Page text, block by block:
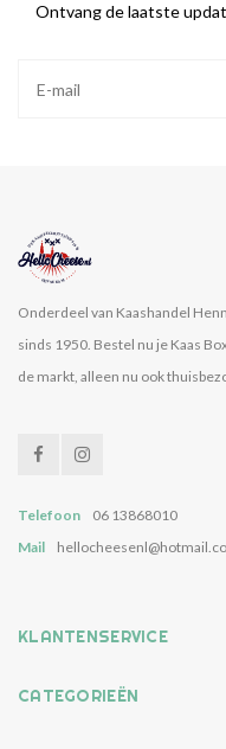
Ontvang de laatste
Onderdeel van Kaashandel
sinds 1950. Bestel nu je Kaas
de markt, alleen nu ook
Telefoon
06 13868010
Mail
KLANTENSERVICE
CATEGORIEËN